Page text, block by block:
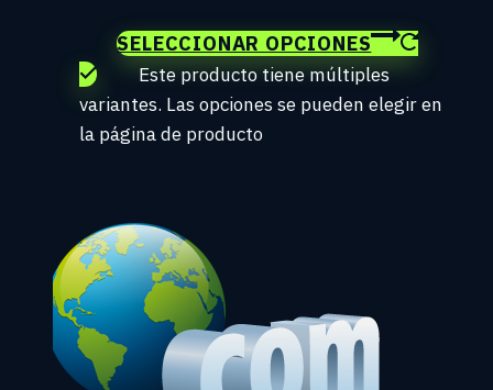
SELECCIONAR OPCIONES
Este producto tiene múltiples
variantes. Las opciones se pueden elegir en
la página de producto